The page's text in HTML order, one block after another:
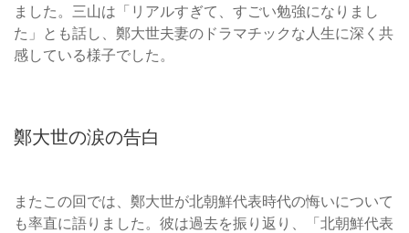
ました。三山は「リアルすぎて、すごい勉強になりまし
た」とも話し、鄭大世夫妻のドラマチックな人生に深く共
感している様子でした。
鄭大世の涙の告白
またこの回では、鄭大世が北朝鮮代表時代の悔いについて
も率直に語りました。彼は過去を振り返り、「北朝鮮代表